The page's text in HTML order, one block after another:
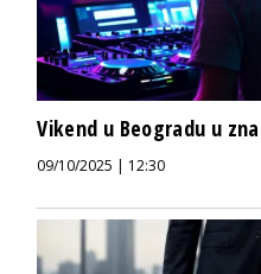
Vikend u Beogradu u
09/10/2025 | 12:30